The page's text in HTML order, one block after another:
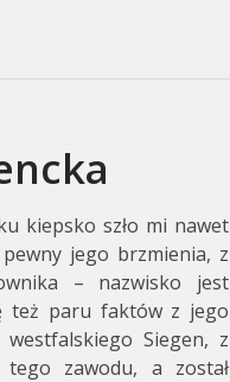
kiepsko szło mi nawet
jego brzmienia, z
– nazwisko jest
też paru faktów z jego
Siegen, z
zawodu, a został